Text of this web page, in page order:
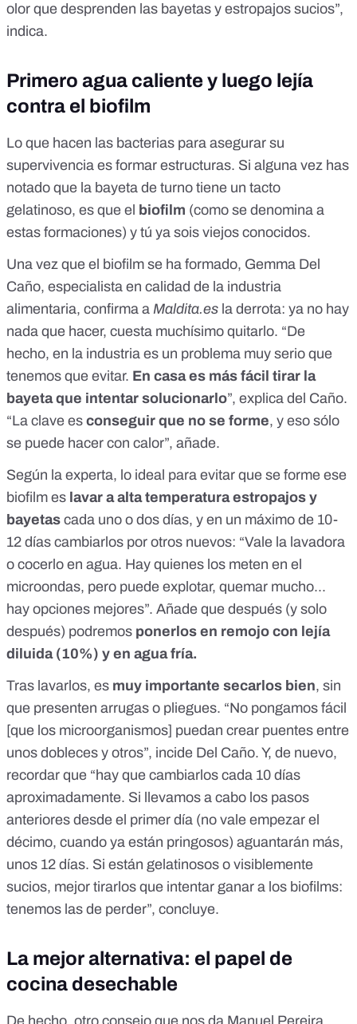
olor que desprenden las bayetas y estropajos sucios”,
indica.
Primero agua caliente y luego lejía
contra el biofilm
Lo que hacen las bacterias para asegurar su
supervivencia es formar estructuras. Si alguna vez has
notado que la bayeta de turno tiene un tacto
gelatinoso, es que el biofilm (como se denomina a
estas formaciones) y tú ya sois viejos conocidos.
Una vez que el biofilm se ha formado, Gemma Del
Caño, especialista en calidad de la industria
alimentaria, confirma a Maldita.es la derrota: ya no hay
nada que hacer, cuesta muchísimo quitarlo. “De
hecho, en la industria es un problema muy serio que
tenemos que evitar. En casa es más fácil tirar la
bayeta que intentar solucionarlo”, explica del Caño.
“La clave es conseguir que no se forme, y eso sólo
se puede hacer con calor”, añade.
Según la experta, lo ideal para evitar que se forme ese
biofilm es lavar a alta temperatura estropajos y
bayetas cada uno o dos días, y en un máximo de 10-
12 días cambiarlos por otros nuevos: “Vale la lavadora
o cocerlo en agua. Hay quienes los meten en el
microondas, pero puede explotar, quemar mucho...
hay opciones mejores”. Añade que después (y solo
después) podremos ponerlos en remojo con lejía
diluida (10%) y en agua fría.
Tras lavarlos, es muy importante secarlos bien, sin
que presenten arrugas o pliegues. “No pongamos fácil
[que los microorganismos] puedan crear puentes entre
unos dobleces y otros”, incide Del Caño. Y, de nuevo,
recordar que “hay que cambiarlos cada 10 días
aproximadamente. Si llevamos a cabo los pasos
anteriores desde el primer día (no vale empezar el
décimo, cuando ya están pringosos) aguantarán más,
unos 12 días. Si están gelatinosos o visiblemente
sucios, mejor tirarlos que intentar ganar a los biofilms:
tenemos las de perder”, concluye.
La mejor alternativa: el papel de
cocina desechable